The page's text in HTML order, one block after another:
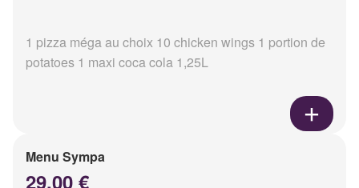
1 pizza méga au choix 10 chicken wings 1 portion de
potatoes 1 maxi coca cola 1,25L
Menu Sympa
29.00 €